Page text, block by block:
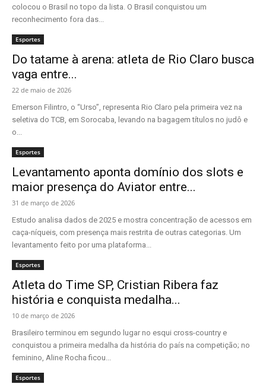
colocou o Brasil no topo da lista. O Brasil conquistou um
reconhecimento fora das...
Esportes
Do tatame à arena: atleta de Rio Claro busca
vaga entre...
22 de maio de 2026
Emerson Filintro, o “Urso”, representa Rio Claro pela primeira vez na
seletiva do TCB, em Sorocaba, levando na bagagem títulos no judô e
o...
Esportes
Levantamento aponta domínio dos slots e
maior presença do Aviator entre...
31 de março de 2026
Estudo analisa dados de 2025 e mostra concentração de acessos em
caça-níqueis, com presença mais restrita de outras categorias. Um
levantamento feito por uma plataforma...
Esportes
Atleta do Time SP, Cristian Ribera faz
história e conquista medalha...
10 de março de 2026
Brasileiro terminou em segundo lugar no esqui cross-country e
conquistou a primeira medalha da história do país na competição; no
feminino, Aline Rocha ficou...
Esportes